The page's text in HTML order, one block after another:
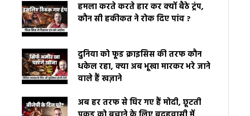
हमला करते करते हार कर क्यों बैठे ट्रंप,
कौन सी हकीकत ने रोक दिए पांव ?
दुनिया को फूड क्राइसिस की तरफ कौन
धकेल रहा, क्या अब भूखा मारकर भरे जाने
वाले हैं खज़ाने
अब हर तरफ से घिर गए हैं मोदी, छूटती